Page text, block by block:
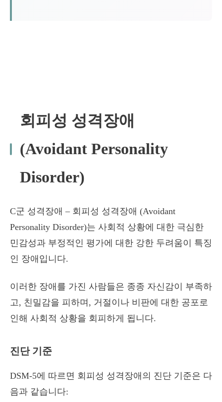
회피성 성격장애
(Avoidant Personality
Disorder)
C군 성격장애 – 회피성 성격장애 (Avoidant
Personality Disorder)는 사회적 상황에 대한 극심한
민감성과 부정적인 평가에 대한 강한 두려움이 특징
인 장애입니다.
이러한 장애를 가진 사람들은 종종 자신감이 부족하
고, 친밀감을 피하며, 거절이나 비판에 대한 공포로
인해 사회적 상황을 회피하게 됩니다.
진단 기준
DSM-5에 따르면 회피성 성격장애의 진단 기준은 다
음과 같습니다: